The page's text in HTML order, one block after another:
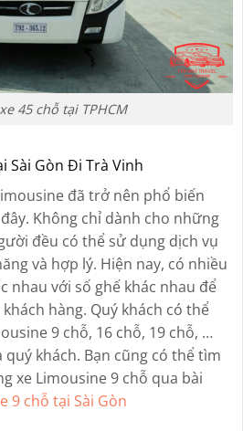
45 chỗ tại TPHCM
Sài Gòn Đi Trà Vinh
đã trở nên phổ biến
Không chỉ dành cho những
đều có thể sử dụng dịch vụ
và hợp lý. Hiện nay, có nhiều
nhau với số ghế khác nhau để
hàng. Quý khách có thể
9 chỗ, 16 chỗ, 19 chỗ, …
khách. Bạn cũng có thể tìm
xe Limousine 9 chỗ qua bài
9 chỗ tại Sài Gòn